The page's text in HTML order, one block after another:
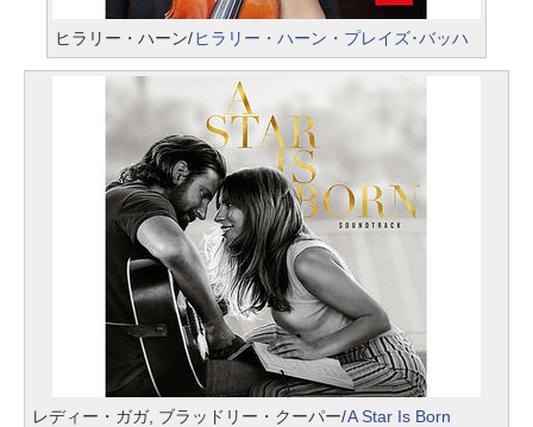
ヒラリー・ハーン/ヒラリー・ハーン・プレイズ･バッハ
レディー・ガガ, ブラッドリー・クーパー/A Star Is Born